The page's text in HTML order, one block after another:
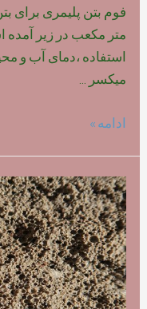
متر مکعب در زیر آمده
استفاده ،دمای آب و
میکسر …
میزان
مصرف
فوم
بتن
پلیمری
ادامه »